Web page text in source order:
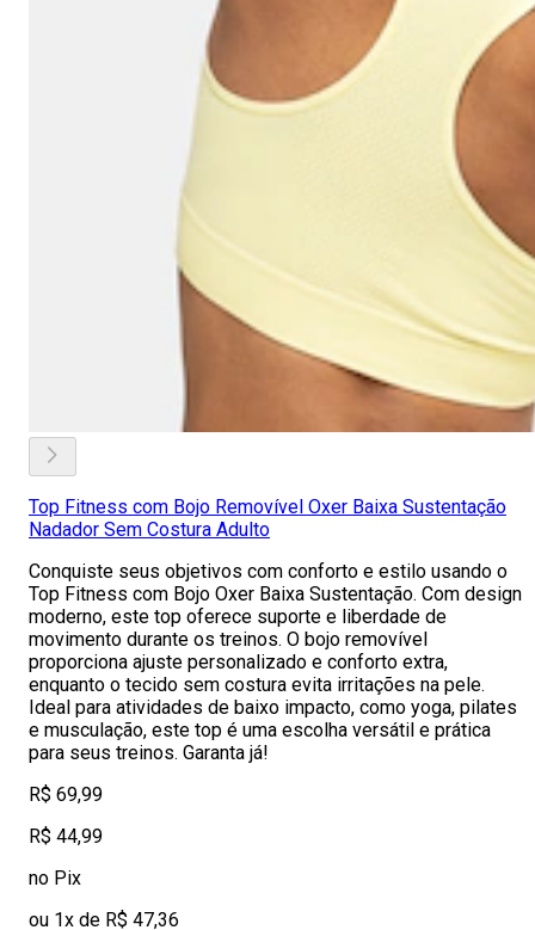
Top Fitness com Bojo Removível Oxer Baixa Sustentação
Nadador Sem Costura Adulto
Conquiste seus objetivos com conforto e estilo usando o
Top Fitness com Bojo Oxer Baixa Sustentação. Com design
moderno, este top oferece suporte e liberdade de
movimento durante os treinos. O bojo removível
proporciona ajuste personalizado e conforto extra,
enquanto o tecido sem costura evita irritações na pele.
Ideal para atividades de baixo impacto, como yoga, pilates
e musculação, este top é uma escolha versátil e prática
para seus treinos. Garanta já!
R$ 69,99
R$ 44,99
no Pix
ou 1x de R$ 47,36